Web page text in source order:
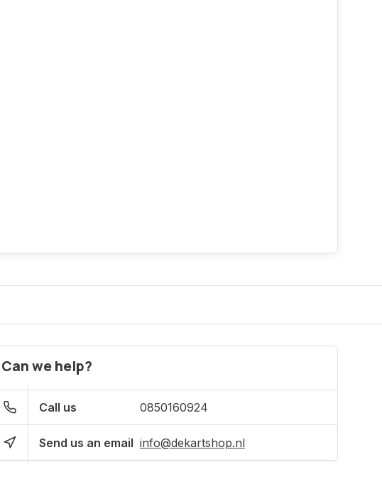
Can we help?
Call us 0850160924
Send us an email info@dekartshop.nl